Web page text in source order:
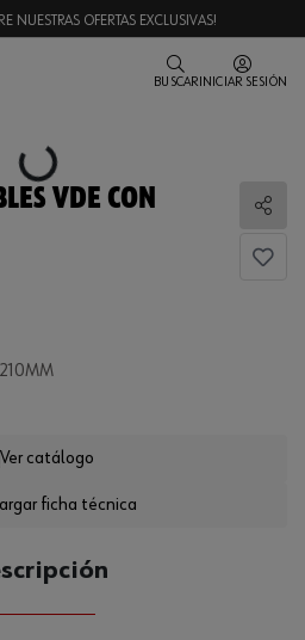
NUESTRAS OFERTAS EXCLUSIVAS!
BUSCAR INICIAR SESIÓN
VDE CON
ficha técnica
Ver catálogo